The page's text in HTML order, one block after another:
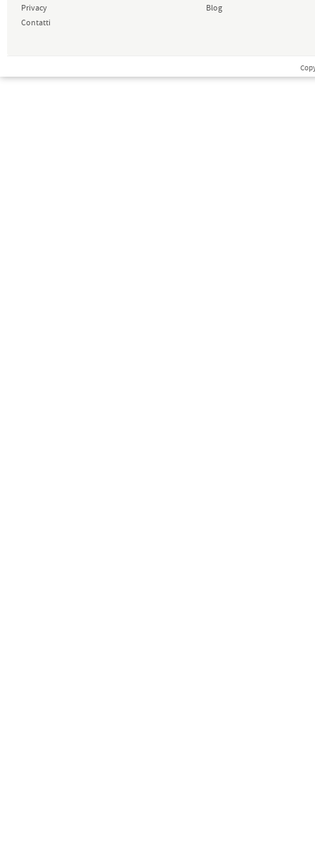
Privacy
Contatti
Blog